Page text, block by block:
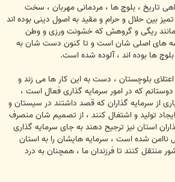
تاریخ ، بلوچ ها ، مردمانی مهربان ، سخت
بین حلال و حرام و مقید به اصول دینی بوده اند
مانند ریگی و گروهش که خشونت ورزی و وطن
های اصلی شان است و تا کنون دست شان به
ها بوده اند ، آلوده شده است.
بلوچستان ، دست به این کار ها می زند و
که در امور سرمایه گذاری فعال است ،
از سرمایه گذاران که قصد داشتند در سیستان و
تولید و اشتغال کنند ، از تصمیم شان منصرف
استان نیز ترجیح دهند به جای سرمایه گذاری
ناامن شده است ، سرمایه هایشان را به استان
منتقل کنند تا فرزندان ما ، همچنان به درد